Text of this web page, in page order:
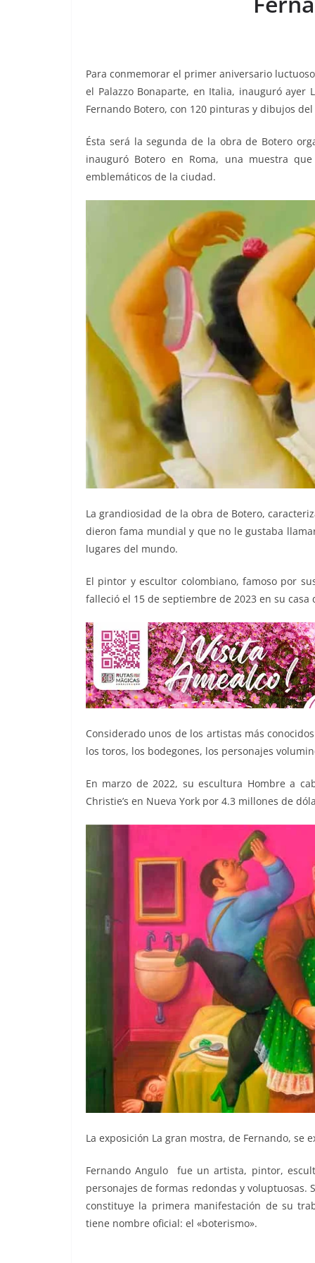
m
Para conmemorar el primer aniversario
el Palazzo Bonaparte, en Italia, inauguró ayer
Fernando Botero, con 120 pinturas y dibujos
Ésta será la segunda de la obra de Botero
inauguró Botero en Roma, una muestra
emblemáticos de la ciudad.
La grandiosidad de la obra de Botero,
dieron fama mundial y que no le gustaba
lugares del mundo.
El pintor y escultor colombiano, famoso por
falleció el 15 de septiembre de 2023 en su
Considerado unos de los artistas más
los toros, los bodegones, los personajes
En marzo de 2022, su escultura Hombre a
Christie’s en Nueva York por 4.3 millones de
La exposición La gran mostra, de Fernando, se
Fernando Angulo ​ fue un artista, pintor,
personajes de formas redondas y
constituye la primera manifestación de su
tiene nombre oficial: el «boterismo».